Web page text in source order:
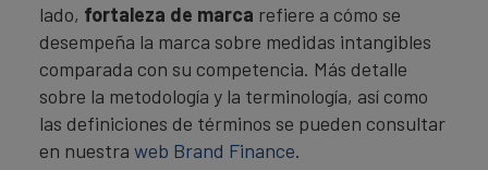
lado, fortaleza de marca refiere a cómo se
desempeña la marca sobre medidas intangibles
comparada con su competencia. Más detalle
sobre la metodología y la terminología, así como
las definiciones de términos se pueden consultar
en nuestra web Brand Finance.